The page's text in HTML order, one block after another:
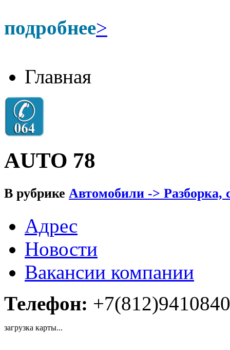
подробнее>
Главная
AUTO 78
В рубрике Автомобили -> Разборка,
Адрес
Новости
Вакансии компании
Телефон: +7(812)9410840
загрузка карты...